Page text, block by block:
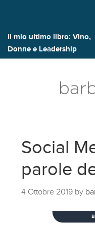
Il mio ultimo libro: Vino,
Donne e Leadership
Social
parole
4 Ottobre 2019 by